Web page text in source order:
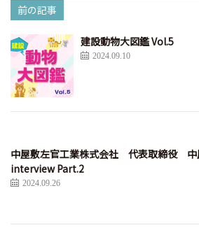
前の記事
建設動物大図鑑 Vol.5
2024.09.10
中屋敷左官工業株式会社 代表取締役 中
interview Part.2
2024.09.26